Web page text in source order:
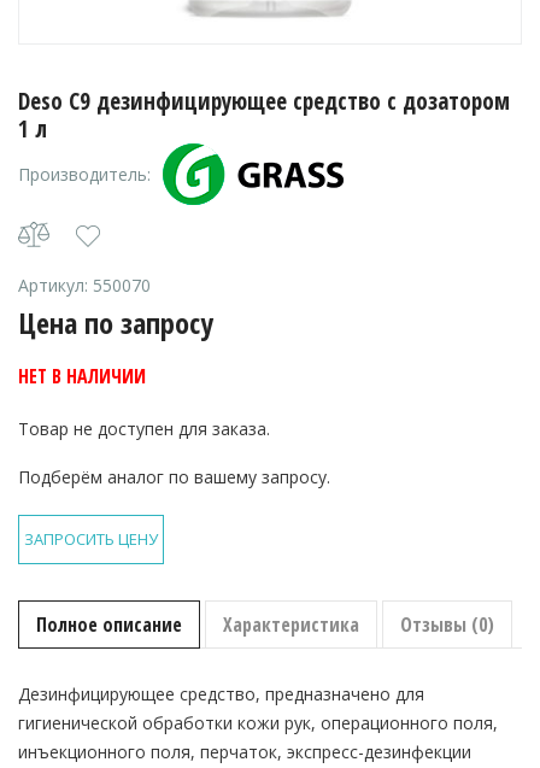
Deso C9 дезинфицирующее средство с дозатором
1 л
Производитель:
Артикул: 550070
Цена по запросу
НЕТ В НАЛИЧИИ
Товар не доступен для заказа.
Подберём аналог по вашему запросу.
ЗАПРОСИТЬ ЦЕНУ
Полное описание Характеристика Отзывы (0)
Дезинфицирующее средство, предназначено для
гигиенической обработки кожи рук, операционного поля,
инъекционного поля, перчаток, экспресс-дезинфекции